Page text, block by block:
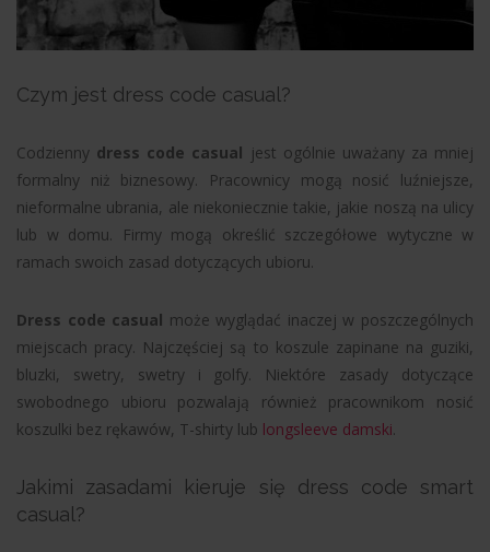
Czym jest dress code casual?
Codzienny dress code casual jest ogólnie uważany za mniej
formalny niż biznesowy. Pracownicy mogą nosić luźniejsze,
nieformalne ubrania, ale niekoniecznie takie, jakie noszą na ulicy
lub w domu. Firmy mogą określić szczegółowe wytyczne w
ramach swoich zasad dotyczących ubioru.
Dress code casual może wyglądać inaczej w poszczególnych
miejscach pracy. Najczęściej są to koszule zapinane na guziki,
bluzki, swetry, swetry i golfy. Niektóre zasady dotyczące
swobodnego ubioru pozwalają również pracownikom nosić
koszulki bez rękawów, T-shirty lub longsleeve damski.
Jakimi zasadami kieruje się dress code smart
casual?